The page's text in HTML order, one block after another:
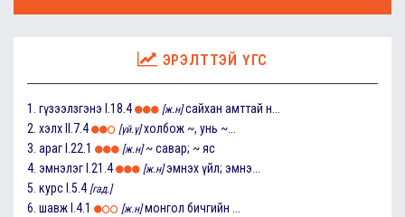
ЭРЭЛТТЭЙ ҮГС
1. гүзээлзгэнэ I.18.4 [ж.н] сайхан амттай н...
2. хэлх II.7.4 [үй.ү] холбож ~, унь ~...
3. араг I.22.1 [ж.н] ~ савар; ~ яс
4. эмнэлэг I.21.4 [ж.н] эмнэх үйл; эмнэ...
5. курс I.5.4 [гад.]
6. шавж I.4.1 [ж.н] монгол бичгийн ...